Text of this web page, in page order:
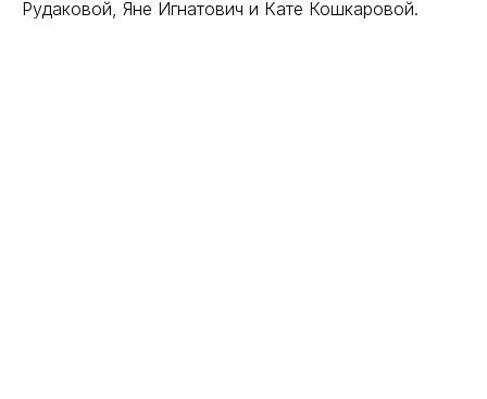
Рудаковой, Яне Игнатович и Кате Кошкаровой.